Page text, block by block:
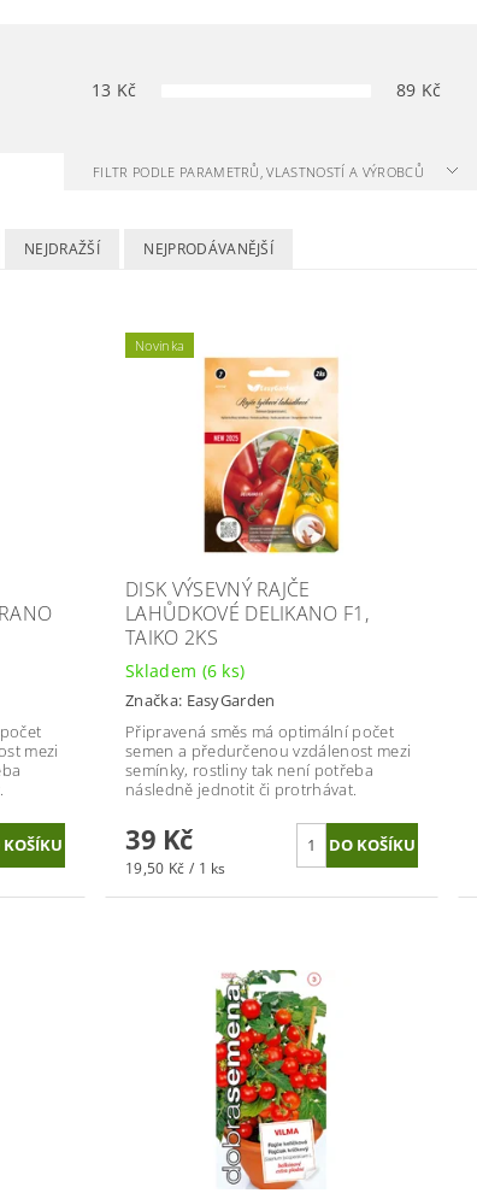
13 Kč 89 Kč
FILTR PODLE PARAMETRŮ, VLASTNOSTÍ A VÝROBCŮ
NEJDRAŽŠÍ NEJPRODÁVANĚJŠÍ
mezi
Novinka
DISK VÝSEVNÝ RAJČE
LAHŮDKOVÉ DELIKANO F1,
TAIKO 2KS
Skladem (6 ks)
Značka: EasyGarden
Připravená směs má optimální počet
semen a předurčenou vzdálenost mezi
semínky, rostliny tak není potřeba
následně jednotit či protrhávat.
39 Kč
19,50 Kč / 1 ks